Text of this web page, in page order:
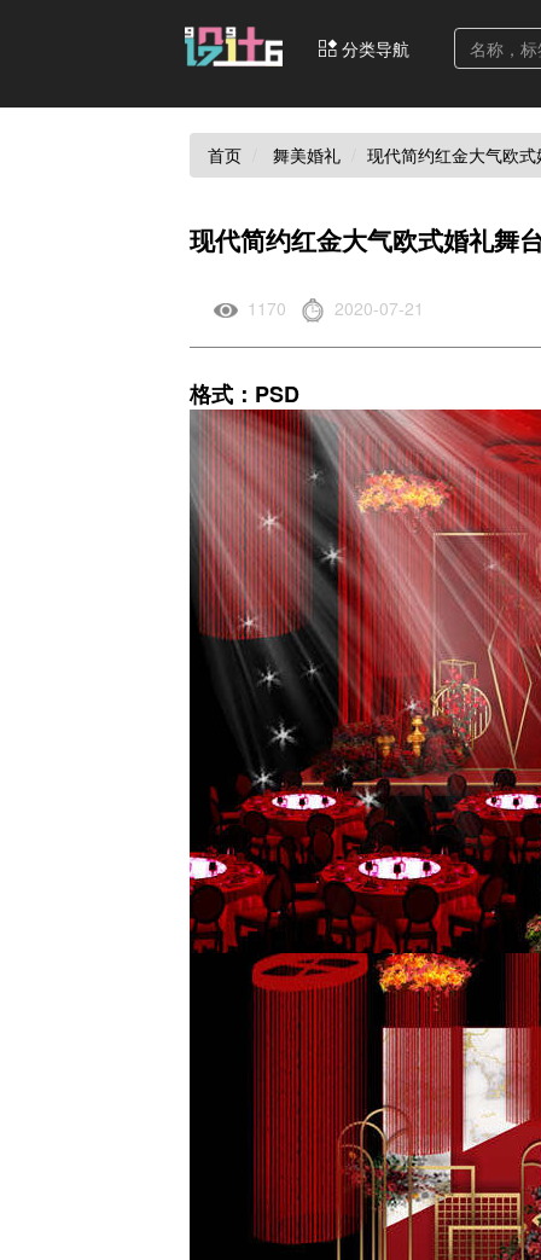
分类导航
首页 舞美婚礼 现代简约红金大气欧
现代简约红金大气欧式婚礼舞
1170 2020-07-21
格式：PSD